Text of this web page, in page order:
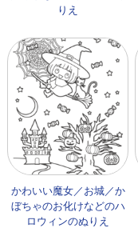
りえ
かわいい魔女／お城／か
ぼちゃのお化けなどのハ
ロウィンのぬりえ